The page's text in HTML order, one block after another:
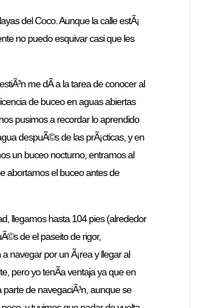
del Coco. Aunque la calle estÃ¡
no puedo esquivar casi que les
me dÃ­ a la tarea de conocer al
de buceo en aguas abiertas
pusimos a recordar lo aprendido
despuÃ©s de las prÃ¡cticas, y en
un buceo nocturno, entramos al
abortamos el buceo antes de
llegamos hasta 104 pies (alrededor
de el paseito de rigor,
navegar por un Ã¡rea y llegar al
pero yo tenÃ­a ventaja ya que en
de navegaciÃ³n, aunque se